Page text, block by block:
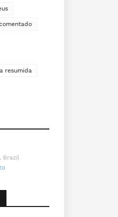
resumida
Brazil